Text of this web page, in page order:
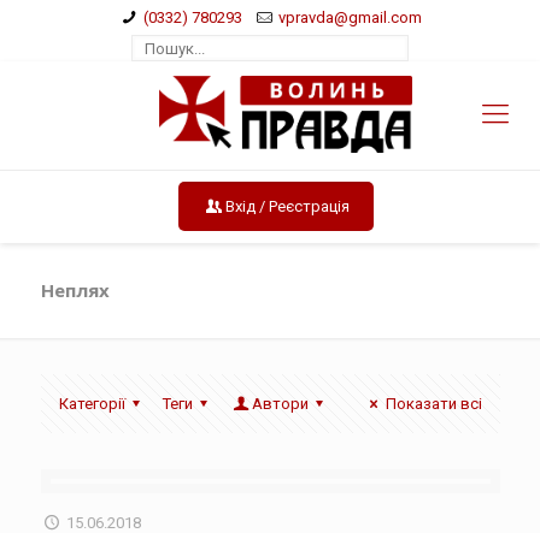
(0332) 780293 vpravda@gmail.com
Вхід / Реєстрація
Неплях
Категорії Теги Автори Показати всі
15.06.2018